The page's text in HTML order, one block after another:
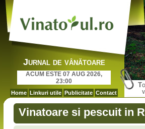
Jurnal de vânătoare
ACUM ESTE 07 AUG 2026,
23:00
Home Linkuri utile Publicitate Contact
Vinatoare si pescuit in